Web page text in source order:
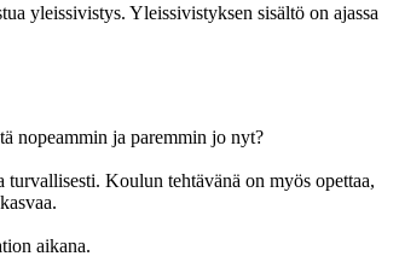
yleissivistys. Yleissivistyksen sisältö on ajassa
nopeammin ja paremmin jo nyt?
Koulun tehtävänä on myös opettaa,
aikana.